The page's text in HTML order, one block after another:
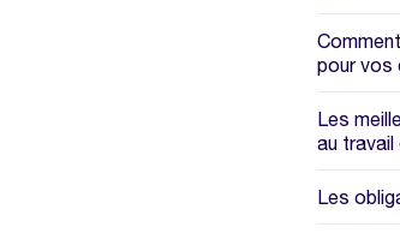
pour vos
Les
au
Les